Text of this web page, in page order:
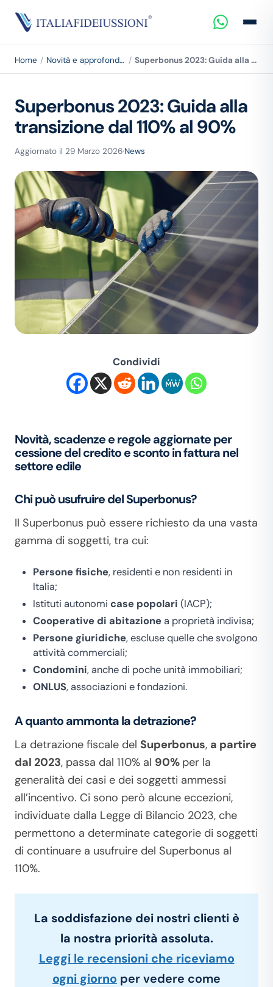
Home Novità e approfondimenti Superbonus 2023: Guida alla transizione dal 110% al 90%
Superbonus 2023: Guida alla
transizione dal 110% al 90%
Aggiornato il 29 Marzo 2026·News
Condividi
Novità, scadenze e regole aggiornate per
cessione del credito e sconto in fattura nel
settore edile
Chi può usufruire del Superbonus?
Il Superbonus può essere richiesto da una vasta
gamma di soggetti, tra cui:
Persone fisiche, residenti e non residenti in
Italia;
Istituti autonomi case popolari (IACP);
Cooperative di abitazionea proprietà indivisa;
Persone giuridiche, escluse quelle che svolgono
attività commerciali;
Condomini, anche di poche unità immobiliari;
ONLUS, associazioni e fondazioni.
A quanto ammonta la detrazione?
La detrazione fiscale del Superbonus, a partire
dal 2023, passa dal 110% al 90% per la
generalità dei casi e dei soggetti ammessi
all’incentivo. Ci sono però alcune eccezioni,
individuate dalla Legge di Bilancio 2023, che
permettono a determinate categorie di soggetti
di continuare a usufruire del Superbonus al
110%.
La soddisfazione dei nostri clienti è
la nostra priorità assoluta.
Leggi le recensioni che riceviamo
ogni giorno per vedere come